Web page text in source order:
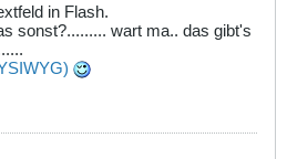
in Flash.
sonst?......... wart ma.. das gibt's